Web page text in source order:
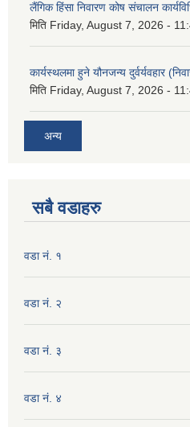
लैंगिक हिंसा निवारण कोष संचालन
मिति Friday, August 7, 2026 -
कार्यस्थलमा हुने यौनजन्य दुर्वर्यवहार
मिति Friday, August 7, 2026 -
अन्य
सबै वडाहरु
वडा नं. १
वडा नं. २
वडा नं. ३
वडा नं. ४